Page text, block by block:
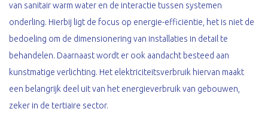
van sanitair warm water en de interactie tussen systemen
onderling. Hierbij ligt de focus op energie-efficiëntie, het is niet de
bedoeling om de dimensionering van installaties in detail te
behandelen. Daarnaast wordt er ook aandacht besteed aan
kunstmatige verlichting. Het elektriciteitsverbruik hiervan maakt
een belangrijk deel uit van het energieverbruik van gebouwen,
zeker in de tertiaire sector.